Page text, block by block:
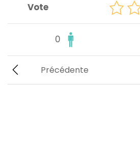
Vote
0
Précédente